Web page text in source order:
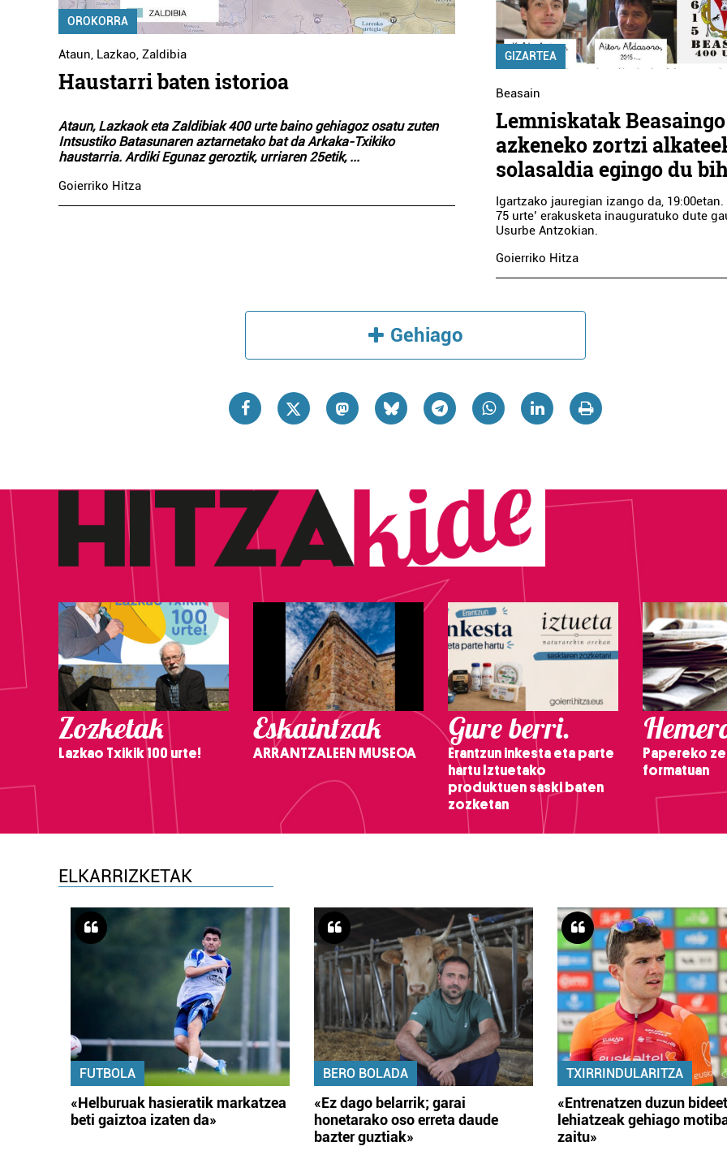
OROKORRA
Ataun, Lazkao, Zaldibia
Haustarri baten istorioa
Ataun, Lazkaok eta Zaldibiak 400 urte baino gehiagoz osatu zuten
Intsustiko Batasunaren aztarnetako bat da Arkaka-Txikiko
haustarria. Ardiki Egunaz geroztik, urriaren 25etik, ...
Goierriko Hitza
GIZARTEA
Beasain
Lemniskatak Beasaingo
azkeneko zortzi
solasaldia egingo du
Igartzako jauregian izango da, 19:00etan.
75 urte’ erakusketa inauguratuko dute
Usurbe Antzokian.
Goierriko Hitza
Gehiago
Zozketak
Lazkao Txikik 100 urte!
Eskaintzak
ARRANTZALEEN MUSEOA
Gure berri.
Erantzun inkesta eta parte
hartu Iztuetako
produktuen saski baten
zozketan
Papereko
formatuan
ELKARRIZKETAK
FUTBOLA
«Helburuak hasieratik markatzea
beti gaiztoa izaten da»
BERO BOLADA
«Ez dago belarrik; garai
honetarako oso erreta daude
bazter guztiak»
TXIRRINDULARITZA
«Entrenatzen duzun
lehiatzeak gehiago
zaitu»